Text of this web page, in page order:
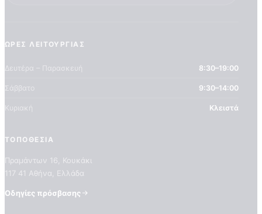
ΏΡΕΣ ΛΕΙΤΟΥΡΓΊΑΣ
Δευτέρα – Παρασκευή 8:30–19:00
Σάββατο 9:30–14:00
Κυριακή Κλειστά
ΤΟΠΟΘΕΣΊΑ
Πραμάντων 16, Κουκάκι
117 41 Αθήνα, Ελλάδα
Οδηγίες πρόσβασης